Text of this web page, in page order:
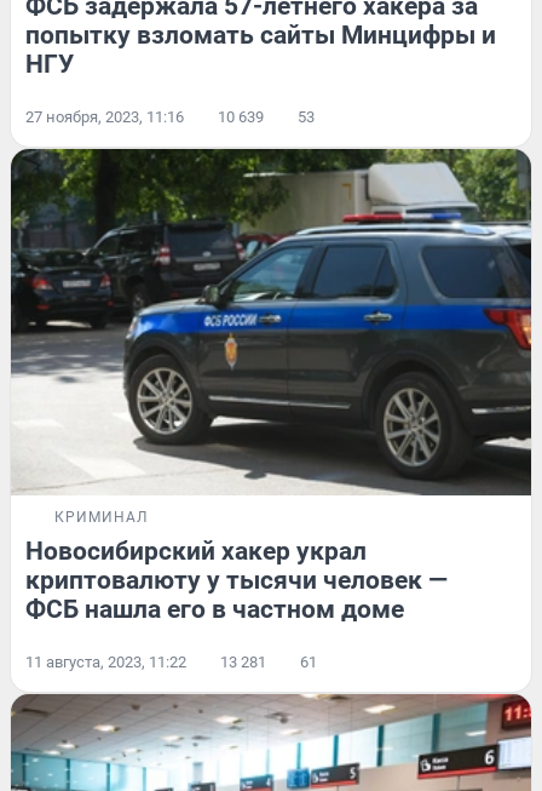
попытку взломать сайты Минцифры и
НГУ
27 ноября, 2023, 11:16 10 639 53
КРИМИНАЛ
Новосибирский хакер украл
криптовалюту у тысячи человек —
ФСБ нашла его в частном доме
11 августа, 2023, 11:22 13 281 61